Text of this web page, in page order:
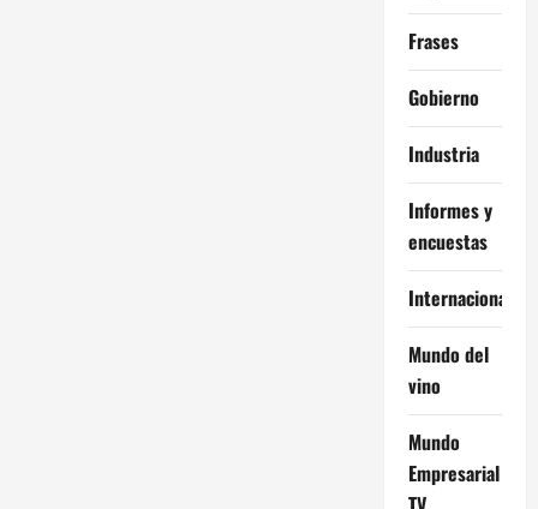
Frases
Gobierno
Industria
Informes y
encuestas
Internacional
Mundo del
vino
Mundo
Empresarial